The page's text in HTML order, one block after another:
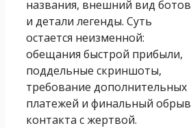
названия, внешний вид ботов
и детали легенды. Суть
остается неизменной:
обещания быстрой прибыли,
поддельные скриншоты,
требование дополнительных
платежей и финальный обрыв
контакта с жертвой.